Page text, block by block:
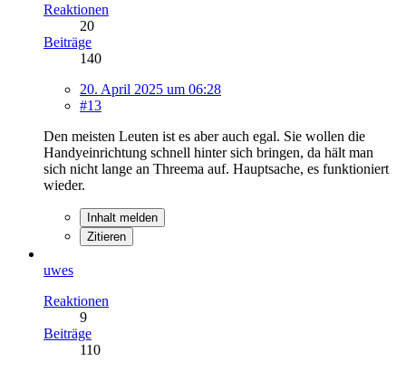
Reaktionen
20
Beiträge
140
20. April 2025 um 06:28
#13
Den meisten Leuten ist es aber auch egal. Sie wollen die
Handyeinrichtung schnell hinter sich bringen, da hält man
sich nicht lange an Threema auf. Hauptsache, es funktioniert
wieder.
Inhalt melden
Zitieren
uwes
Reaktionen
9
Beiträge
110